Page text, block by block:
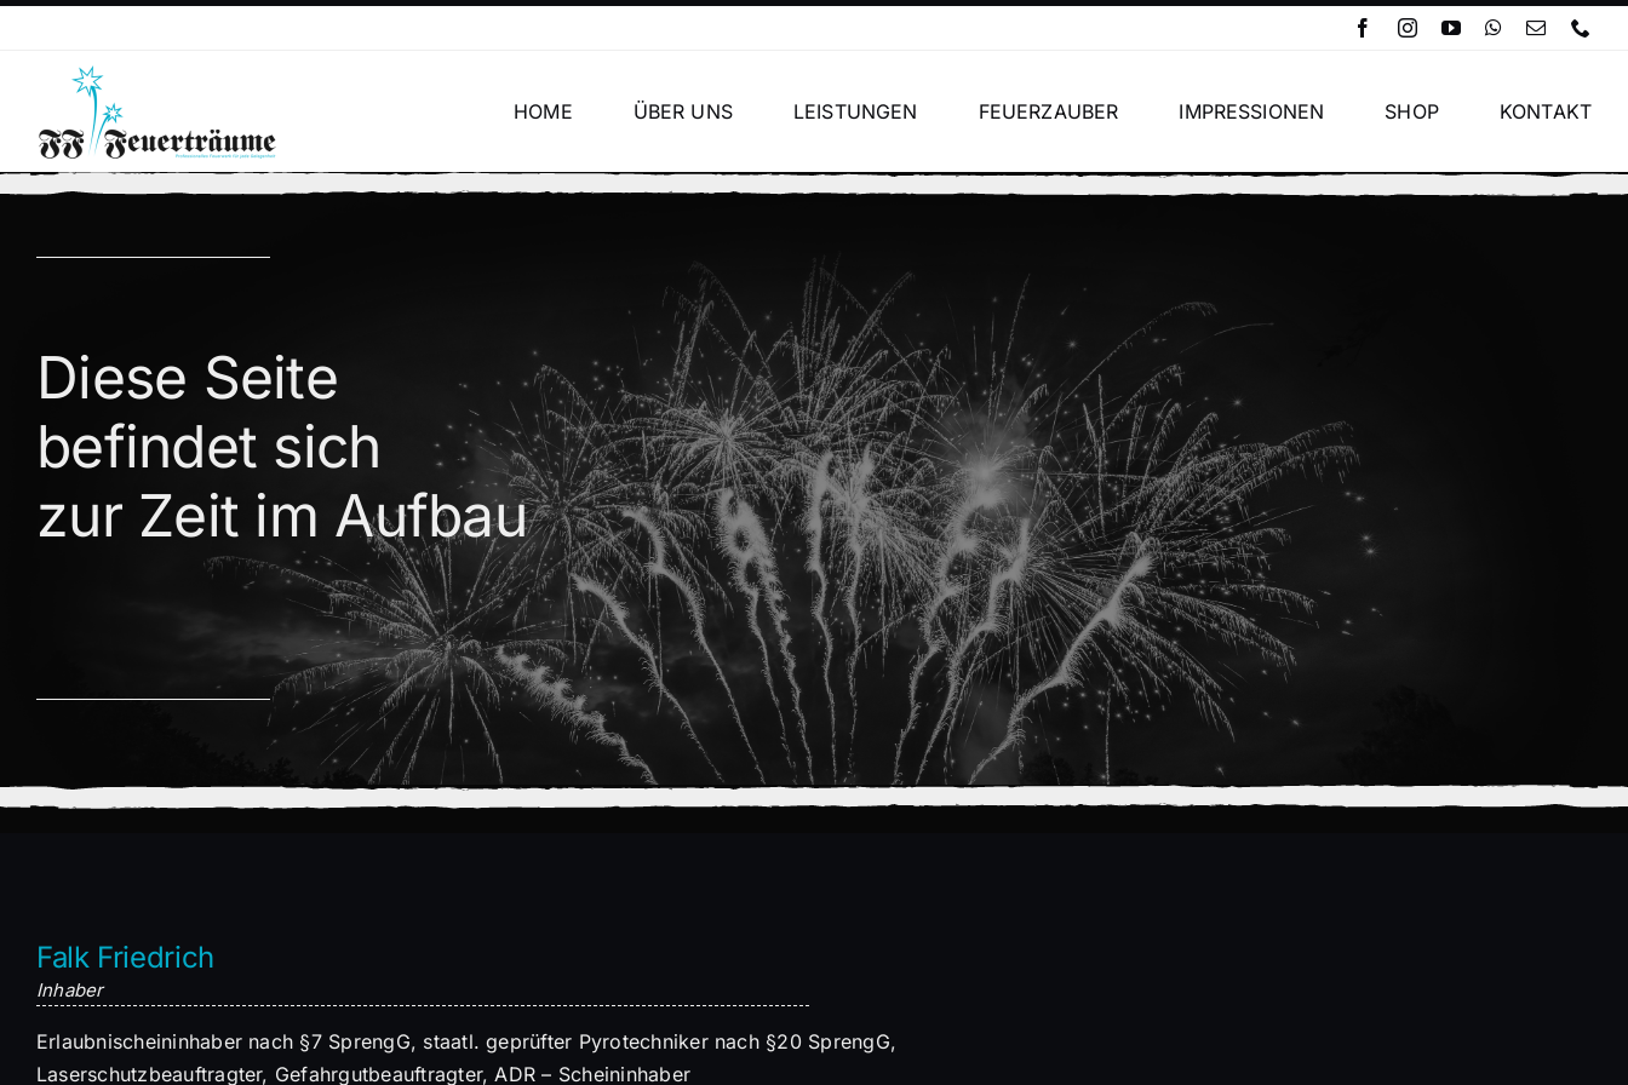
HOME
ÜBER UNS LEISTUNGEN FEUERZAUBER IMPRESSIONEN SHOP KONTAKT
Diese Seite
befindet sich
zur Zeit im Aufbau
Falk Friedrich
Inhaber
Erlaubnischeininhaber nach §7 SprengG, staatl. geprüfter Pyrotechniker nach §20 SprengG,
Laserschutzbeauftragter, Gefahrgutbeauftragter, ADR – Scheininhaber